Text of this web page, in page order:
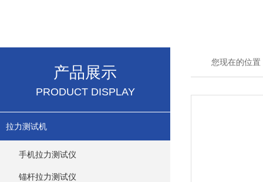
产品展示
PRODUCT DISPLAY
拉力测试机
手机拉力测试仪
锚杆拉力测试仪
您现在的位置